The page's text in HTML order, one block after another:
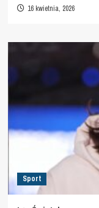
16 kwietnia, 2026
Sport